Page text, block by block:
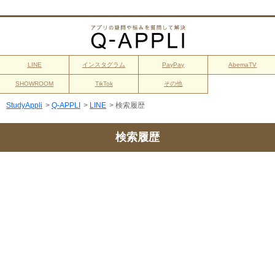
LINE インスタグラム PayPay AbemaTV
SHOWROOM TikTok その他
StudyAppli > Q-APPLI > LINE > 検索履歴
検索履歴